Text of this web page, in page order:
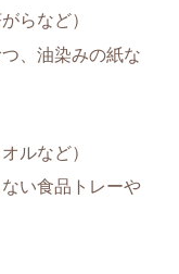
らなど）
、油染みの紙な
ルなど）
い食品トレーや